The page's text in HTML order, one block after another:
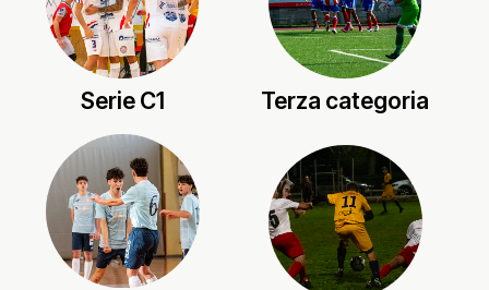
Serie C1 Terza categoria